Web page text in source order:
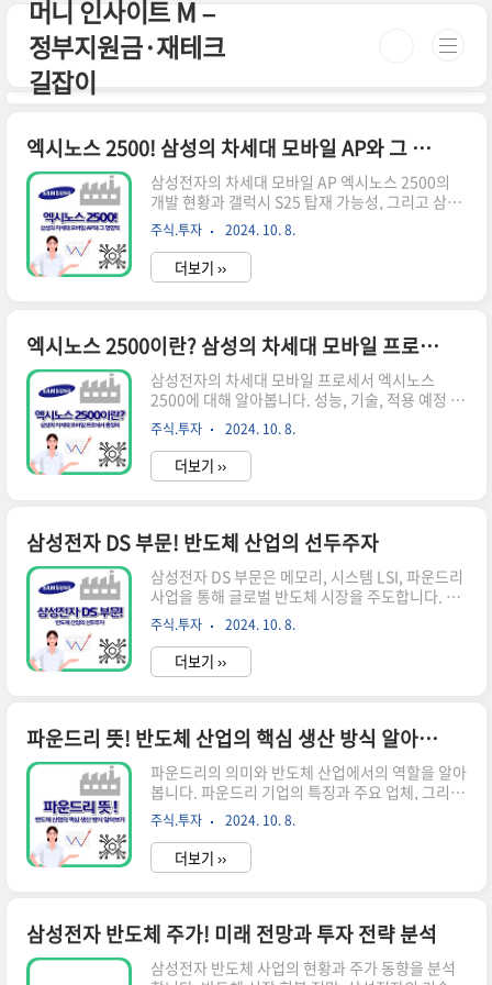
본문 바로가기
머니 인사이트 M –
정부지원금·재테크
길잡이
엑시노스 2500! 삼성의 차세대 모바일 AP와 그 영향력
삼성전자의 차세대 모바일 AP 엑시노스 2500의
개발 현황과 갤럭시 S25 탑재 가능성, 그리고 삼성
반도체 사업에 미칠 영향을 살펴봅니다. 📌 ※ 자세
한 사항은 아래 버튼을 클릭하셔서 확인해 보세요!
※엑시노스 2500이란? 바로가기↑ 이 버튼을 클
릭하시면 해당 페이지로 빠르게 이동합니다! ↑엑
개발에 박차를 가하고 있습니다. 이 새로운 칩셋은
최신 2세대 3나노 파운드리 공정을 통해 제조될 예
정입니다.2세대 3나노 공정의 안정성삼성전자는
최근 열린 삼성 파운드리 포럼에서 "2세대 3나노
공정은 안정적인 성능과 수율을 기반으로 계획대로
순항 중"이라고 밝혔습니다. 이는 그동안 제기되었
던 수율 논란..
주식.투자 2024. 10. 8.
더보기 ››
엑시노스 2500이란? 삼성의 차세대 모바일 프로세서 총정리
삼성전자의 차세대 모바일 프로세서 엑시노스
2500에 대해 알아봅니다. 성능, 기술, 적용 예정 모
델 등 핵심 정보를 정리했습니다.엑시노스 2500이
란? 엑시노스 2500은 삼성전자가 개발 중인 차세
대 모바일 애플리케이션 프로세서(AP)입니다. 이
프로세서는 스마트폰의 두뇌 역할을 하는 핵심 부
성전자의 2세대 3나노 파운드리 공정으로 제조될
예정입니다. 이는 더 작고 효율적인 칩 생산을 가능
하게 합니다.성능 향상: 이전 모델인 엑시노스
2400보다 향상된 성능을 제공할 것으로 예상됩니
다. 특히 AI 처리 능력이 크게 개선될 것으로 기대됩
니다.전력 효율성: 최신 공정 기술을 통해 전력 소
비를 줄이면서도 높은..
주식.투자 2024. 10. 8.
더보기 ››
삼성전자 DS 부문! 반도체 산업의 선두주자
삼성전자 DS 부문은 메모리, 시스템 LSI, 파운드리
사업을 통해 글로벌 반도체 시장을 주도합니다. 최
첨단 기술과 생산 역량으로 4차 산업혁명 시대의
핵심 산업을 이끌어갑니다. 삼성전자 DS(Device
Solutions) 부문은 글로벌 반도체 시장을 선도하
는 핵심 사업부로, 메모리와 시스템 LSI, 파운드리
자 DS 부문의 현황과 전망을 살펴봅니다.삼성전자
DS 부문 개요 삼성전자 DS 부문은 회사의 핵심 사
업 영역 중 하나로, 반도체 산업에서 중추적인 역할
을 담당하고 있습니다. 이 부문은 크게 세 가지 주요
사업으로 구성되어 있습니다:메모리 사업메모리
사업은 DS 부문의 대표적인 분야로, DRAM과
NAND..
주식.투자 2024. 10. 8.
더보기 ››
파운드리 뜻! 반도체 산업의 핵심 생산 방식 알아보기
파운드리의 의미와 반도체 산업에서의 역할을 알아
봅니다. 파운드리 기업의 특징과 주요 업체, 그리고
산업 동향을 쉽게 설명합니다.파운드리란 무엇인
가? 파운드리는 반도체 산업에서 중요한 역할을 하
는 생산 방식입니다. 간단히 말해, 파운드리는 다른
회사가 설계한 반도체를 대신 만들어주는 공장을
다. 하지만 반도체 산업에서는 조금 다른 의미로 사
용됩니다. 반도체 파운드리는 다음과 같은 특징을
가집니다:위탁 생산: 다른 회사가 설계한 반도체를
주식.투자 2024. 10. 8.
더보기 ››
삼성전자 반도체 주가! 미래 전망과 투자 전략 분석
삼성전자 반도체 사업의 현황과 주가 동향을 분석